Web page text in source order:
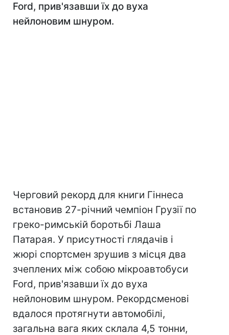
Ford, прив'язавши їх до вуха
нейлоновим шнуром.
Черговий рекорд для книги Гіннеса
встановив 27-річний чемпіон Грузії по
греко-римській боротьбі Лаша
Патарая. У присутності глядачів і
жюрі спортсмен зрушив з місця два
зчеплених між собою мікроавтобуси
Ford, прив'язавши їх до вуха
нейлоновим шнуром. Рекордсменові
вдалося протягнути автомобілі,
загальна вага яких склала 4,5 тонни,